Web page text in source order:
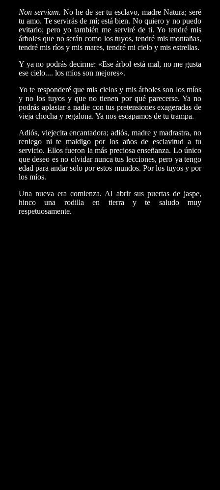
Non serviam. No he de ser tu esclavo, madre Natura; seré
tu amo. Te servirás de mí; está bien. No quiero y no puedo
evitarlo; pero yo también me serviré de ti. Yo tendré mis
árboles que no serán como los tuyos, tendré mis montañas,
tendré mis ríos y mis mares, tendré mi cielo y mis estrellas.
Y ya no podrás decirme: «Ese árbol está mal, no me gusta
ese cielo.... los míos son mejores».
Yo te responderé que mis cielos y mis árboles son los míos
y no los tuyos y que no tienen por qué parecerse. Ya no
podrás aplastar a nadie con tus pretensiones exageradas de
vieja chocha y regalona. Ya nos escapamos de tu trampa.
Adiós, viejecita encantadora; adiós, madre y madrastra, no
reniego ni te maldigo por los años de esclavitud a tu
servicio. Ellos fueron la más preciosa enseñanza. Lo único
que deseo es no olvidar nunca tus lecciones, pero ya tengo
edad para andar solo por estos mundos. Por los tuyos y por
los míos.
Una nueva era comienza. Al abrir sus puertas de jaspe,
hinco una rodilla en tierra y te saludo muy
respetuosamente.